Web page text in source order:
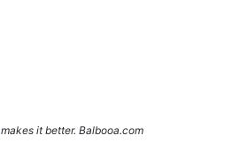
makes it better. Balbooa.com